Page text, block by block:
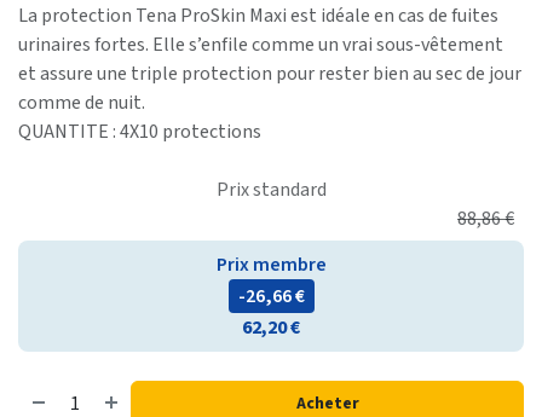
La protection Tena ProSkin Maxi est idéale en cas de fuites
urinaires fortes. Elle s’enfile comme un vrai sous-vêtement
et assure une triple protection pour rester bien au sec de jour
comme de nuit.
QUANTITE : 4X10 protections
Prix standard
88,86€
Prix membre
- 26,66€
62,20€
Acheter